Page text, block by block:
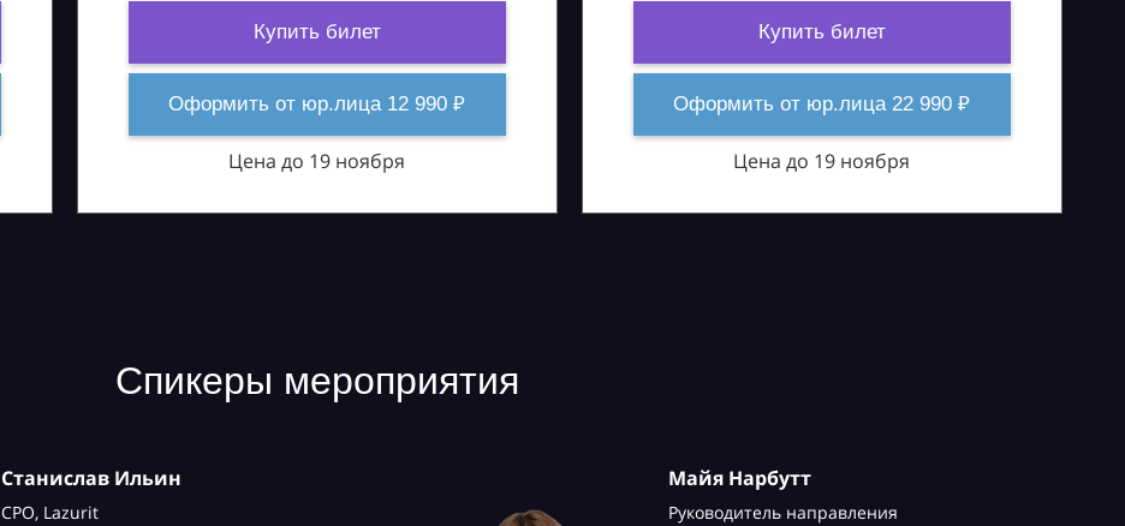
Купить билет
Оформить от юр.лица 12 990 ₽
Цена до 19 ноября
Купить билет
Оформить от юр.лица 22 990 ₽
Цена до 19 ноября
Спикеры мероприятия
Станислав Ильин
CPO, Lazurit
Майя Нарбутт
Руководитель направления